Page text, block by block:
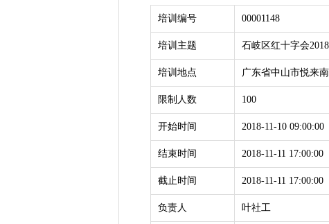
培训编号 00001148
培训主题 石岐区红十字会
培训地点 广东省中山市悦来
限制人数 100
开始时间 2018-11-10 09:00:00
结束时间 2018-11-11 17:00:00
截止时间 2018-11-11 17:00:00
负责人 叶社工